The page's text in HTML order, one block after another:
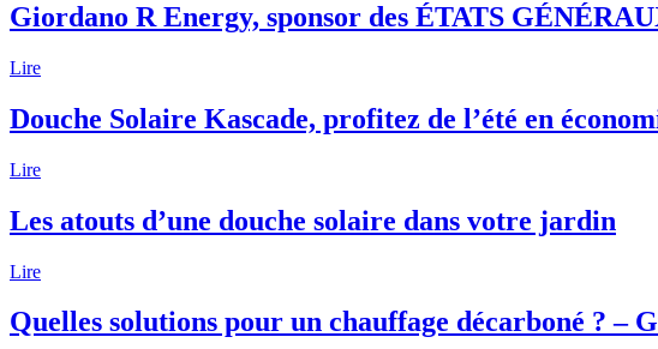
Giordano R Energy, sponsor des ÉTATS
Lire
Douche Solaire Kascade, profitez de l’été en
Lire
Les atouts d’une douche solaire dans votre jardin
Lire
Quelles solutions pour un chauffage décarboné ? –